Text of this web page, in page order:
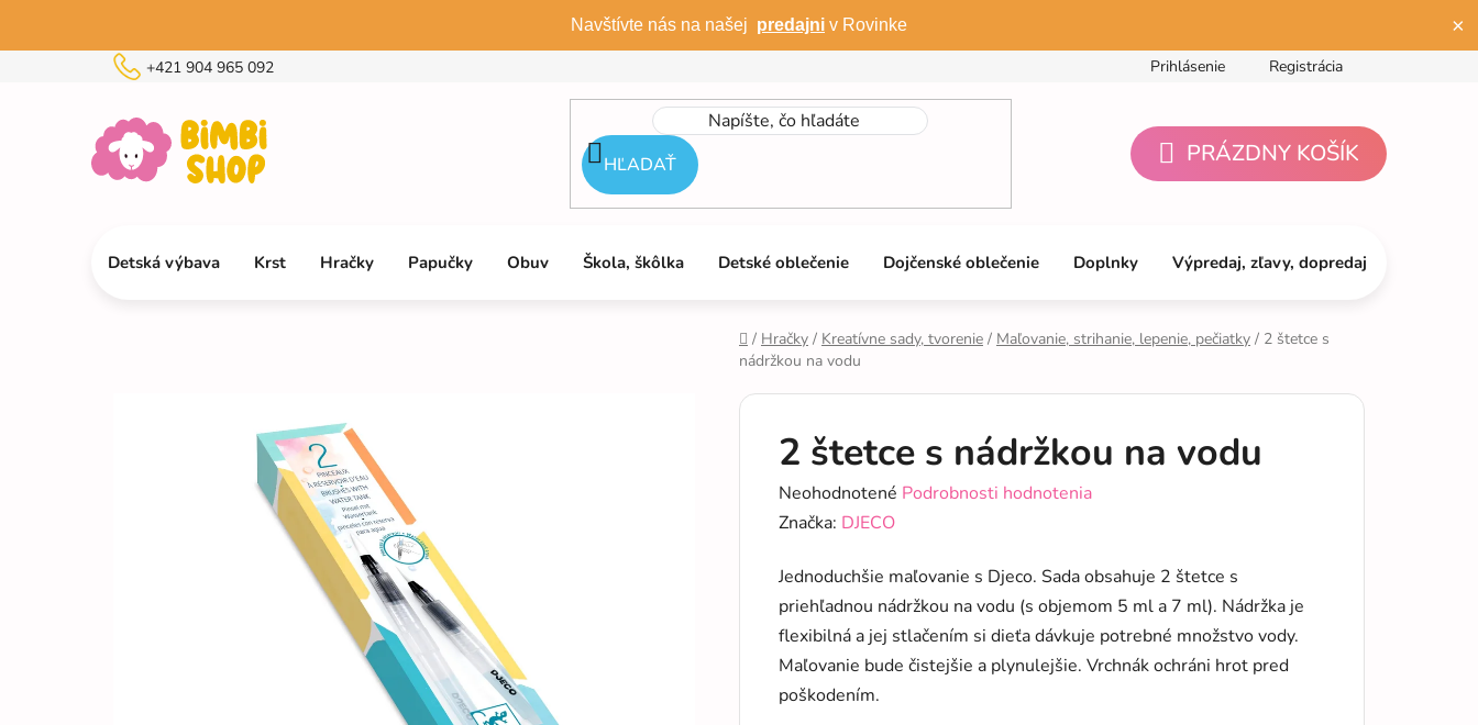
Navštívte nás na našej predajni v Rovinke ×
+421 904 965 092 Prihlásenie Registrácia
HĽADAŤ
NÁKUPNÝ
PRÁZDNY KOŠÍK
Detská výbava Krst Hračky Papučky Obuv Škola, škôlka Detské oblečenie Dojčenské oblečenie Doplnky Výpredaj, zľavy, dopredaj
Domov
/ Hračky / Kreatívne sady, tvorenie / Maľovanie, strihanie, lepenie, pečiatky / 2 štetce s
nádržkou na vodu
2 štetce s nádržkou na vodu
Priemerné
hodnotenie
je
0,0
z
5
hviezdičiek.
Neohodnotené Podrobnosti hodnotenia
Značka: DJECO
Jednoduchšie maľovanie s Djeco. Sada obsahuje 2 štetce s
priehľadnou nádržkou na vodu (s objemom 5 ml a 7 ml). Nádržka je
flexibilná a jej stlačením si dieťa dávkuje potrebné množstvo vody.
Maľovanie bude čistejšie a plynulejšie. Vrchnák ochráni hrot pred
poškodením.